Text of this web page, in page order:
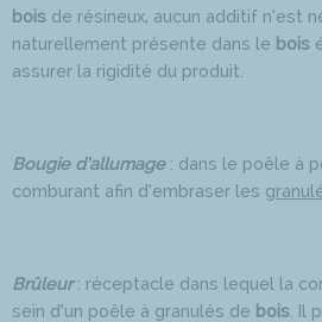
bois de résineux, aucun additif n’est
naturellement présente dans le bois
assurer la rigidité du produit.
Bougie d’allumage : dans le poêle à
comburant afin d’embraser les
Brûleur : réceptacle dans lequel la
sein d’un poêle à granulés de bois . Il